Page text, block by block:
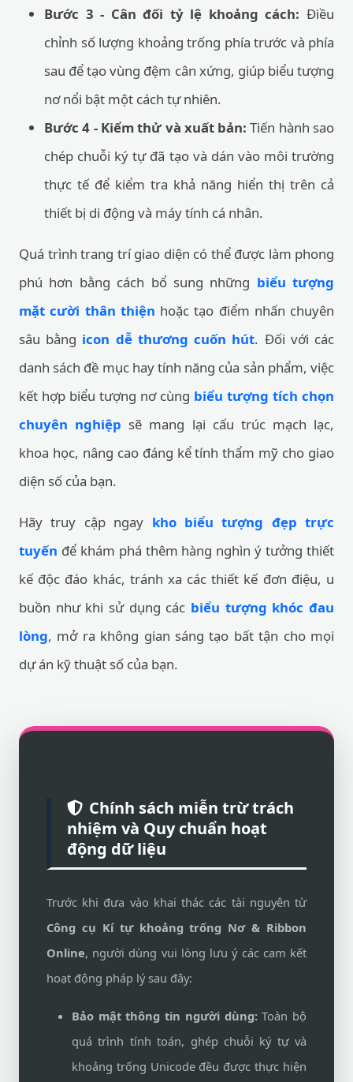
Bước 3 - Cân đối tỷ lệ khoảng cách: Điều
chỉnh số lượng khoảng trống phía trước và phía
sau để tạo vùng đệm cân xứng, giúp biểu tượng
nơ nổi bật một cách tự nhiên.
Bước 4 - Kiểm thử và xuất bản: Tiến hành sao
chép chuỗi ký tự đã tạo và dán vào môi trường
thực tế để kiểm tra khả năng hiển thị trên cả
thiết bị di động và máy tính cá nhân.
Quá trình trang trí giao diện có thể được làm phong
phú hơn bằng cách bổ sung những biểu tượng
mặt cười thân thiện hoặc tạo điểm nhấn chuyên
sâu bằng icon dễ thương cuốn hút. Đối với các
danh sách đề mục hay tính năng của sản phẩm, việc
kết hợp biểu tượng nơ cùng biểu tượng tích chọn
chuyên nghiệp sẽ mang lại cấu trúc mạch lạc,
khoa học, nâng cao đáng kể tính thẩm mỹ cho giao
diện số của bạn.
Hãy truy cập ngay kho biểu tượng đẹp trực
tuyến để khám phá thêm hàng nghìn ý tưởng thiết
kế độc đáo khác, tránh xa các thiết kế đơn điệu, u
buồn như khi sử dụng các biểu tượng khóc đau
lòng, mở ra không gian sáng tạo bất tận cho mọi
dự án kỹ thuật số của bạn.
Chính sách miễn trừ trách
nhiệm và Quy chuẩn hoạt
động dữ liệu
Trước khi đưa vào khai thác các tài nguyên từ
Công cụ Kí tự khoảng trống Nơ & Ribbon
Online, người dùng vui lòng lưu ý các cam kết
hoạt động pháp lý sau đây:
Bảo mật thông tin người dùng:Toàn bộ
quá trình tính toán, ghép chuỗi ký tự và
khoảng trống Unicode đều được thực hiện